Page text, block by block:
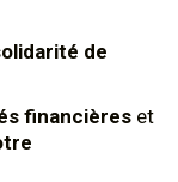
de
financières et